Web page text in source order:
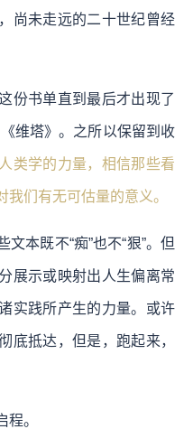
尚未走远的二十世纪曾经
份书单直到最后才出现了
维塔》。之所以保留到收
类学的力量，相信那些看
们有无可估量的意义。
本既不“痴”也不“狠”。但
展示或映射出人生偏离常
实践所产生的力量。 或许
底抵达，但是，跑起来，
。